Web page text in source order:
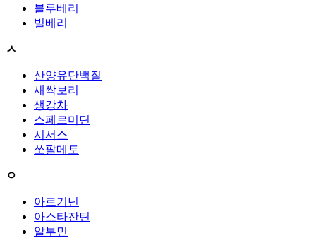
블루베리
빌베리
ㅅ
산양유단백질
새싹보리
생강차
스페르미딘
시서스
쏘팔메토
ㅇ
아르기닌
아스타잔틴
알부민